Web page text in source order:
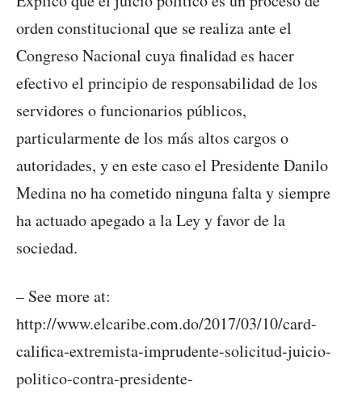
orden constitucional que se realiza ante el
Congreso Nacional cuya finalidad es hacer
efectivo el principio de responsabilidad de los
servidores o funcionarios públicos,
particularmente de los más altos cargos o
autoridades, y en este caso el Presidente Danilo
Medina no ha cometido ninguna falta y siempre
ha actuado apegado a la Ley y favor de la
sociedad.
– See more at:
http://www.elcaribe.com.do/2017/03/10/card-
califica-extremista-imprudente-solicitud-juicio-
politico-contra-presidente-